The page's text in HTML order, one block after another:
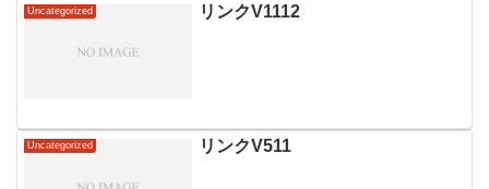
Uncategorized リンクV1112
Uncategorized リンクV511